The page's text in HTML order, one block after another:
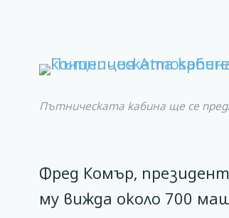
Пътническата кабина ще се
Фред Комър,
му вижда около 700